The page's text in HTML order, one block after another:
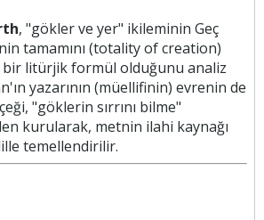
, "gökler ve yer" ikileminin Geç
tamamını (totality of creation)
bir litürjik formül olduğunu analiz
yazarının (müellifinin) evrenin de
"göklerin sırrını bilme"
kurularak, metnin ilahi kaynağı
temellendirilir.